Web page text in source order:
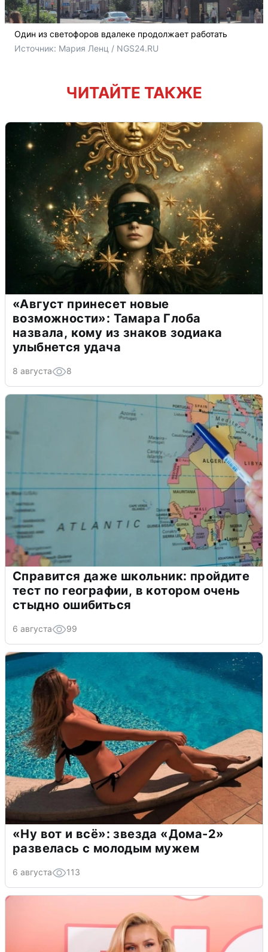
Один из светофоров вдалеке продолжает работать
Источник: Мария Ленц / NGS24.RU
ЧИТАЙТЕ ТАКЖЕ
«Август принесет новые
возможности»: Тамара Глоба
назвала, кому из знаков зодиака
улыбнется удача
8 августа 8
Справится даже школьник: пройдите
тест по географии, в котором очень
стыдно ошибиться
6 августа 99
«Ну вот и всё»: звезда «Дома-2»
развелась с молодым мужем
6 августа 113